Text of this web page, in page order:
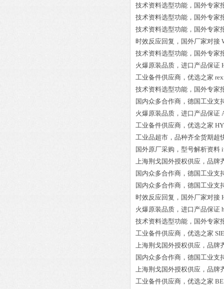
技术资料选型功能，国外专家
技术资料选型功能，国外专家
技术资料选型功能，国外专家
时效反应回复，国外厂家对接
技术资料选型功能，国外专家
火爆原装品质，进口产品保证
工业备件供应商，优选之家
技术资料选型功能，国外专家
国内众多合作商，德国工业支
火爆原装品质，进口产品保证
工业备件供应商，优选之家
工业品超市，品种齐全货期超
国外原厂采购，型号解析资料
上海荆戈国外授权供应，品牌
国内众多合作商，德国工业支
国内众多合作商，德国工业支
时效反应回复，国外厂家对接
火爆原装品质，进口产品保证
技术资料选型功能，国外专家
工业备件供应商，优选之家
上海荆戈国外授权供应，品牌
国内众多合作商，德国工业支
上海荆戈国外授权供应，品牌
工业备件供应商，优选之家